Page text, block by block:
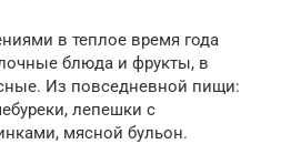
в теплое время года
блюда и фрукты, в
Из повседневной пищи:
лепешки с
мясной бульон.